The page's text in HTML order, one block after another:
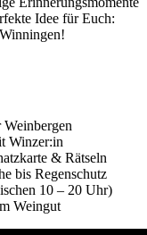
Idee für Euch:
Winzer:in
& Rätseln
bis Regenschutz
10 – 20 Uhr)
Weingut